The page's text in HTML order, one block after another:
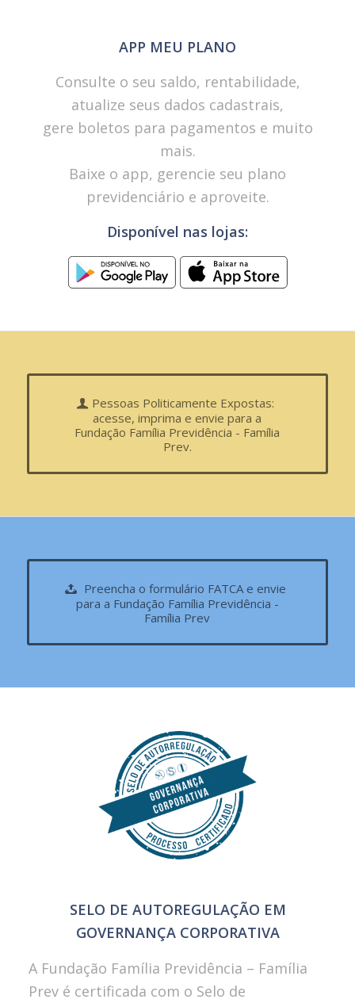
APP MEU PLANO
Consulte o seu saldo, rentabilidade,
atualize seus dados cadastrais,
gere boletos para pagamentos e muito
mais.
Baixe o app, gerencie seu plano
previdenciário e aproveite.
Disponível nas lojas:
Pessoas Politicamente Expostas:
acesse, imprima e envie para a
Fundação Família Previdência - Família
Prev.
Preencha o formulário FATCA e envie
para a Fundação Família Previdência -
Família Prev
SELO DE AUTOREGULAÇÃO EM
GOVERNANÇA CORPORATIVA
A Fundação Família Previdência – Família
Prev é certificada com o Selo de